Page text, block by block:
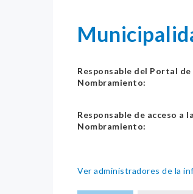
Responsable del Portal
Nombramiento:
Responsable de acceso a
Nombramiento:
Ver administradores de la